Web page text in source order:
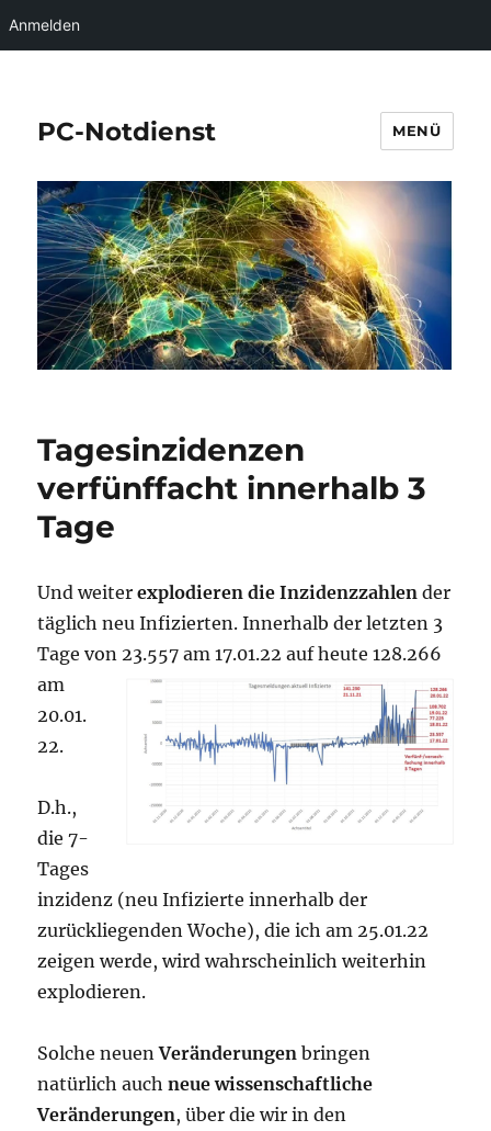
Anmelden
PC-Notdienst MENÜ
Tagesinzidenzen
verfünffacht innerhalb 3
Tage
Und weiterexplodieren die Inzidenzzahlen der
täglich neu Infizierten. Innerhalb der letzten 3
Tage von 23.557 am17.01.22 auf heute 128.266
am
20.01.
22.
D.h.,
die 7-
Tages
inzidenz (neu Infizierte innerhalb der
zurückliegenden Woche), die ich am 25.01.22
zeigen werde, wird wahrscheinlich weiterhin
explodieren.
Solche neuenVeränderungen bringen
natürlich auchneue wissenschaftliche
Veränderungen, über die wir in den